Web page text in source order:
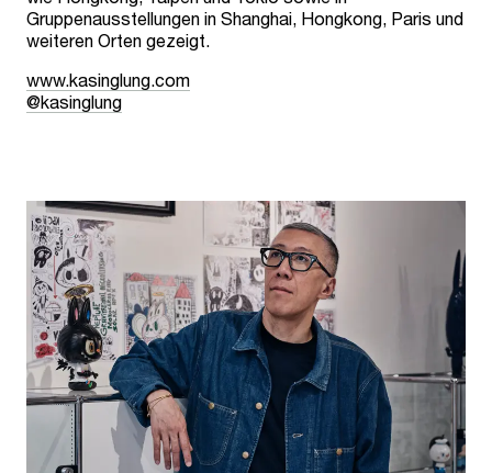
Gruppenausstellungen in Shanghai, Hongkong, Paris und
weiteren Orten gezeigt.
www.kasinglung.com
@kasinglung